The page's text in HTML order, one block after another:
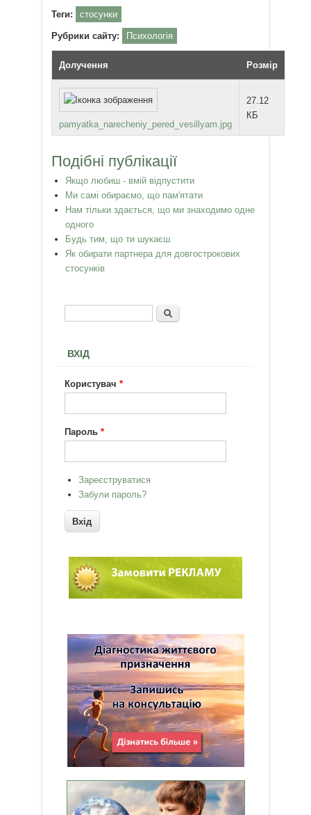
Теги: стосунки
Рубрики сайту: Психологія
Долучення Розмір
pamyatka_narecheniy_pered_vesillyam.jpg
27.12
КБ
Подібні публікації
Якщо любиш - вмій відпустити
Ми самі обираємо, що пам'ятати
Нам тільки здається, що ми знаходимо одне
одного
Будь тим, що ти шукаєш
Як обирати партнера для довгострокових
стосунків
Пошукова форма
Пошук
ВХІД
Користувач*
Пароль*
Зареєструватися
Забули пароль?